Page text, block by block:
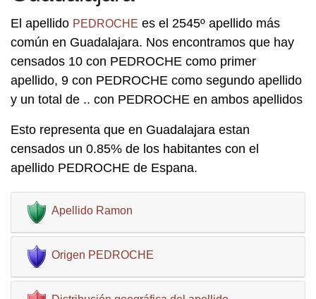
El apellido PEDROCHE es el 2545º apellido más
común en Guadalajara. Nos encontramos que hay
censados 10 con PEDROCHE como primer
apellido, 9 con PEDROCHE como segundo apellido
y un total de .. con PEDROCHE en ambos apellidos
Esto representa que en Guadalajara estan
censados un 0.85% de los habitantes con el
apellido PEDROCHE de Espana.
Apellido Ramon
Origen PEDROCHE